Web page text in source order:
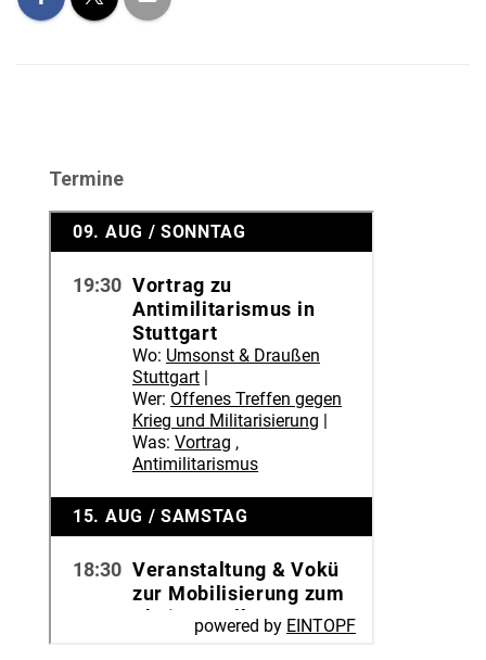
Termine